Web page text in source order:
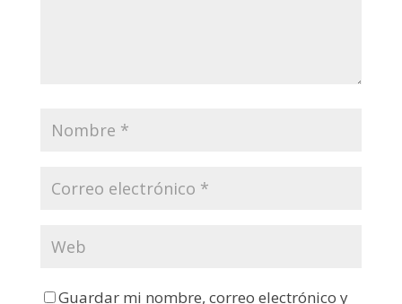
Guardar mi nombre, correo electrónico y